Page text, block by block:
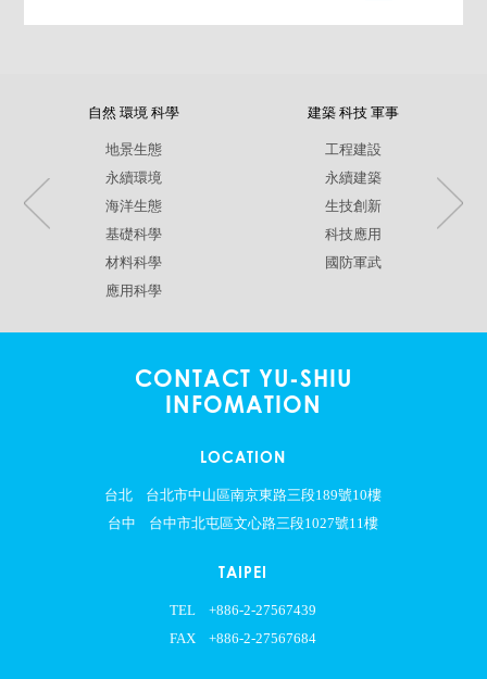
自然 環境 科學
地景生態
永續環境
海洋生態
基礎科學
材料科學
應用科學
建築 科技 軍事
工程建設
永續建築
生技創新
科技應用
國防軍武
CONTACT YU-SHIU
INFOMATION
LOCATION
台北
台北市中山區南京東路三段189號10樓
台中
台中市北屯區文心路三段1027號11樓
TAIPEI
TEL
+886-2-27567439
FAX
+886-2-27567684